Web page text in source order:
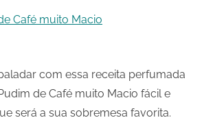
Café muito Macio
com essa receita perfumada
de Café muito Macio fácil e
será a sua sobremesa favorita.